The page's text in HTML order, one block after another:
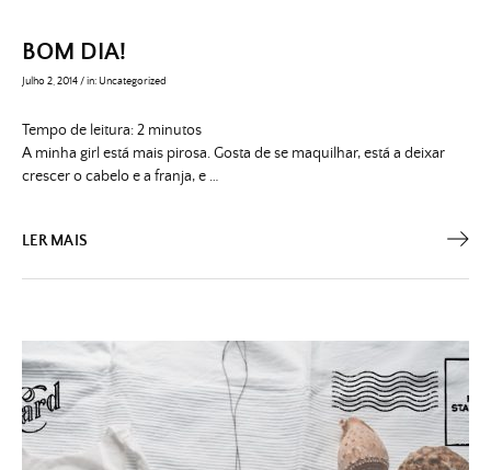
BOM DIA!
Julho 2, 2014/in: Uncategorized
Tempo de leitura:2 minutos
A minha girl está mais pirosa. Gosta de se maquilhar, está a deixar
crescer o cabelo e a franja, e …
LER MAIS